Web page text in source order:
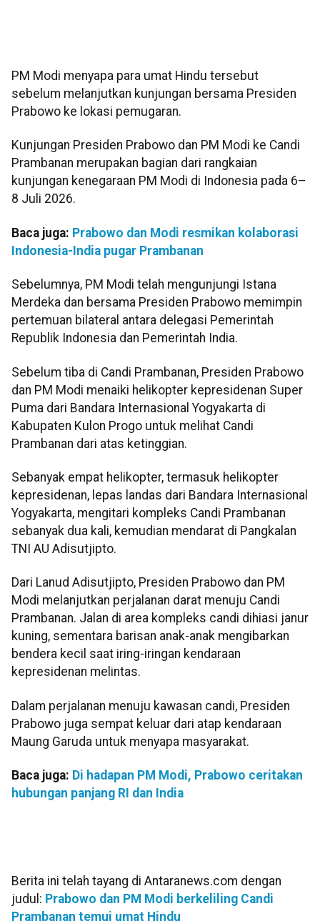
PM Modi menyapa para umat Hindu tersebut
sebelum melanjutkan kunjungan bersama Presiden
Prabowo ke lokasi pemugaran.
Kunjungan Presiden Prabowo dan PM Modi ke Candi
Prambanan merupakan bagian dari rangkaian
kunjungan kenegaraan PM Modi di Indonesia pada 6–
8 Juli 2026.
Baca juga: Prabowo dan Modi resmikan kolaborasi
Indonesia-India pugar Prambanan
Sebelumnya, PM Modi telah mengunjungi Istana
Merdeka dan bersama Presiden Prabowo memimpin
pertemuan bilateral antara delegasi Pemerintah
Republik Indonesia dan Pemerintah India.
Sebelum tiba di Candi Prambanan, Presiden Prabowo
dan PM Modi menaiki helikopter kepresidenan Super
Puma dari Bandara Internasional Yogyakarta di
Kabupaten Kulon Progo untuk melihat Candi
Prambanan dari atas ketinggian.
Sebanyak empat helikopter, termasuk helikopter
kepresidenan, lepas landas dari Bandara Internasional
Yogyakarta, mengitari kompleks Candi Prambanan
sebanyak dua kali, kemudian mendarat di Pangkalan
TNI AU Adisutjipto.
Dari Lanud Adisutjipto, Presiden Prabowo dan PM
Modi melanjutkan perjalanan darat menuju Candi
Prambanan. Jalan di area kompleks candi dihiasi janur
kuning, sementara barisan anak-anak mengibarkan
bendera kecil saat iring-iringan kendaraan
kepresidenan melintas.
Dalam perjalanan menuju kawasan candi, Presiden
Prabowo juga sempat keluar dari atap kendaraan
Maung Garuda untuk menyapa masyarakat.
Baca juga: Di hadapan PM Modi, Prabowo ceritakan
hubungan panjang RI dan India
Berita ini telah tayang di Antaranews.com dengan
judul: Prabowo dan PM Modi berkeliling Candi
Prambanan temui umat Hindu